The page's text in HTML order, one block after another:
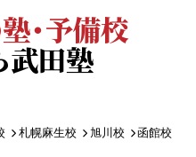
・予備校
武田塾
札幌麻生校 旭川校
函館校